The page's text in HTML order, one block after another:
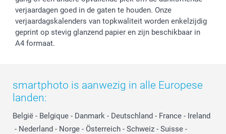
verjaardagen goed in de gaten te houden. Onze
verjaardagskalenders van topkwaliteit worden enkelzijdig
geprint op stevig glanzend papier en zijn beschikbaar in
A4 formaat.
smartphoto is aanwezig in alle Europese
landen:
België - Belgique - Danmark - Deutschland - France - Ireland
- Nederland - Norge - Österreich - Schweiz - Suisse -